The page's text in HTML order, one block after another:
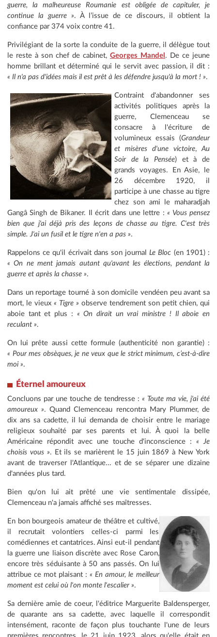
guerre, la malheureuse Roumanie est obligée de capituler, je
continue la guerre ». À l’issue de ce discours, il obtient la
confiance par 374 voix contre 41.
Privilégiant de la sorte la conduite de la guerre, il délègue tout
le reste à son chef de cabinet, Georges Mandel . De ce jeune
homme brillant et déterminé qui le servit avec passion, il dit :
« Il n'a pas d'idées mais il est prêt à les défendre jusqu'à la mort ! ».
Contraint d'abandonner ses
activités politiques après la
guerre, Clemenceau se
consacre à l'écriture de
volumineux essais (Grandeur
et misères d'une victoire, Au
Soir de la Pensée) et à de
grands voyages. En Asie, le
26 décembre 1920, il
participe à une chasse au tigre
chez son ami le maharadjah
Gangâ Singh de Bikaner. Il écrit dans une lettre :« Vous pensez
bien que j'ai déjà pris des leçons de chasse au tigre. C'est très
simple. J'ai un fusil et le tigre n'en a pas ».
Rappelons ce qu'il écrivait dans son journal Le Bloc (en 1901) :
« On ne ment jamais autant qu'avant les élections, pendant la
guerre et après la chasse ».
Dans un reportage tourné à son domicile vendéen peu avant sa
mort, le vieux « Tigre » observe tendrement son petit chien, qui
aboie tant et plus : « On dirait un vrai ministre ! Il aboie en
reculant ».
On lui prête aussi cette formule (authenticité non garantie) :
« Pour mes obsèques, je ne veux que le strict minimum, c’est-à-dire
moi ».
Éternel amoureux
Concluons par une touche de tendresse : « Toute ma vie, j'ai été
amoureux ». Quand Clemenceau rencontra Mary Plummer, de
dix ans sa cadette, il lui demanda de choisir entre le mariage
religieux souhaité par ses parents et lui. À quoi la belle
Américaine répondit avec une touche d'inconscience : « Je
choisis vous ». Et ils se marièrent le 15 juin 1869 à New York
avant de traverser l'Atlantique... et de se séparer une dizaine
d'années plus tard.
Bien qu'on lui ait prêté une vie sentimentale dissipée,
Clemenceau n'a jamais affiché ses maîtresses.
En bon bourgeois amateur de théâtre et cultivé,
il recrutait volontiers celles-ci parmi les
comédiennes et cantatrices. Ainsi eut-il pendant
la guerre une liaison discrète avec Rose Caron,
encore très séduisante à 50 ans passés. On lui
attribue ce mot plaisant :« En amour, le meilleur
moment est celui où l'on monte l'escalier ».
Sa dernière amie de coeur, l'éditrice Marguerite Baldensperger,
de quarante ans sa cadette, avec laquelle il correspondit
intensément, raconte de façon plus touchante l'une de leurs